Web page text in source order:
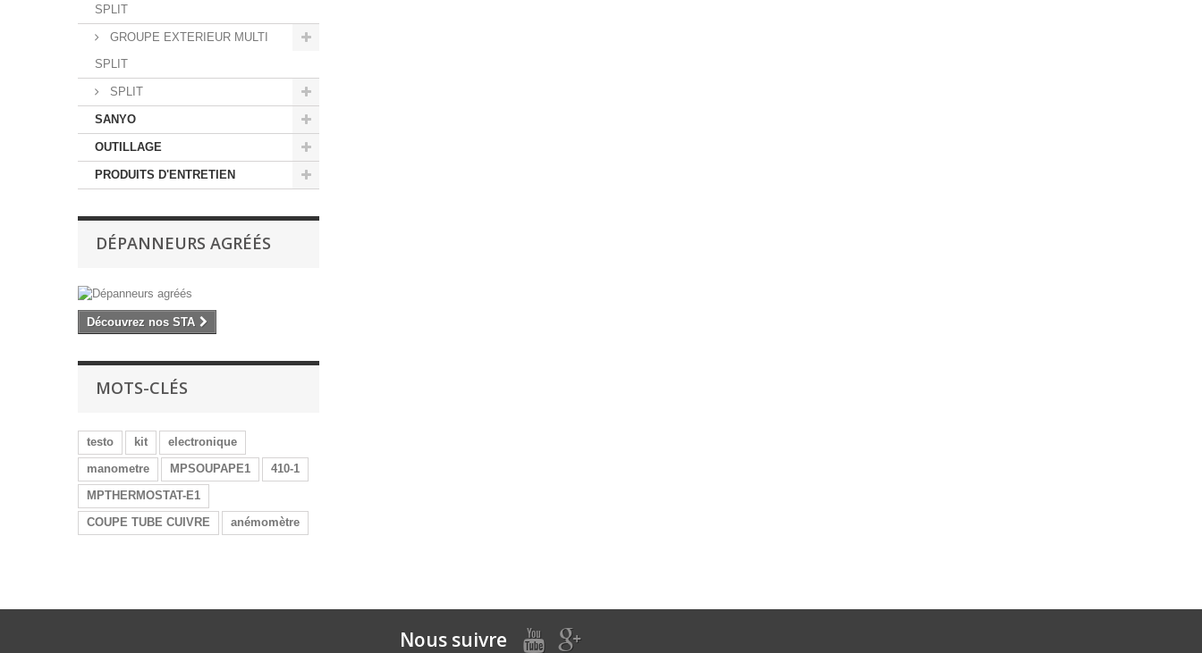
SPLIT
GROUPE EXTERIEUR MULTI
SPLIT
SPLIT
SANYO
OUTILLAGE
PRODUITS D'ENTRETIEN
DÉPANNEURS AGRÉÉS
Découvrez nos STA
MOTS-CLÉS
testo kit
electronique
manometre
MPSOUPAPE1
410-1
MPTHERMOSTAT-E1
COUPE TUBE CUIVRE
anémomètre
Nous suivre